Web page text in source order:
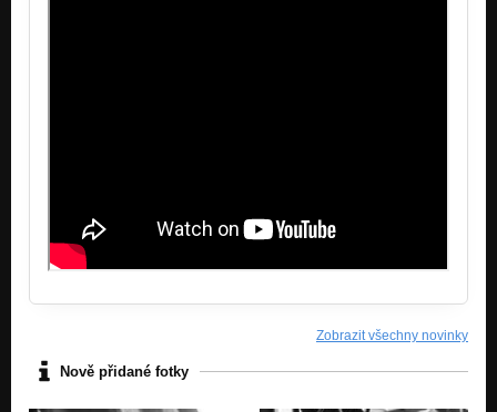
Zobrazit všechny novinky
Nově přidané fotky